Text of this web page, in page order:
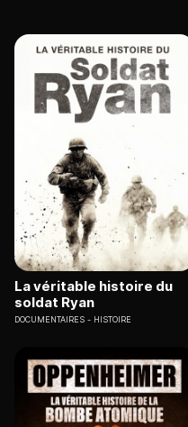
La véritable histoire du
soldat Ryan
DOCUMENTAIRES HISTOIRE